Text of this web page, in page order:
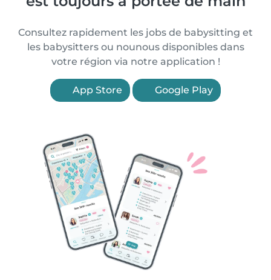
Consultez rapidement les jobs de babysitting et
les babysitters ou nounous disponibles dans
votre région via notre application !
App Store Google Play